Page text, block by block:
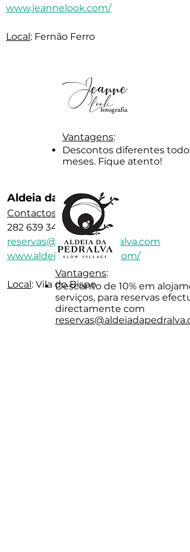
www.jeannelook.com/
Local: Fernão Ferro
Vantagens:
Descontos diferentes todos
meses. Fique atento!
Aldeia da Pedralva
Contactos
282 639 342
reservas@aldeiadapedralva.com
www.aldeiadapedralva.com/
Local: Vila do Bispo
Vantagens:
Desconto de 10% em
serviços, para reservas
directamente com